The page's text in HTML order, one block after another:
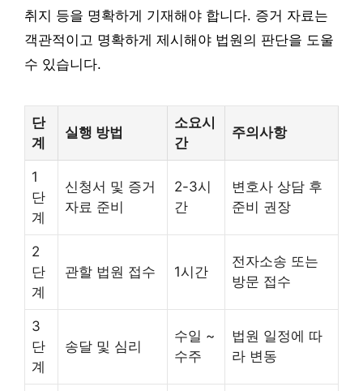
취지 등을 명확하게 기재해야 합니다. 증거 자료는
객관적이고 명확하게 제시해야 법원의 판단을 도울
수 있습니다.
단
계
실행 방법
소요시
간
주의사항
1
단
계
신청서 및 증거
자료 준비
2-3시
간
변호사 상담 후
준비 권장
2
단
계
관할 법원 접수 1시간
전자소송 또는
방문 접수
3
단
계
송달 및 심리
수일 ~
수주
법원 일정에 따
라 변동